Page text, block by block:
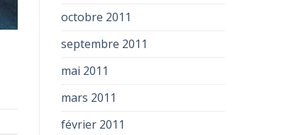
octobre 2011
septembre 2011
mai 2011
mars 2011
février 2011